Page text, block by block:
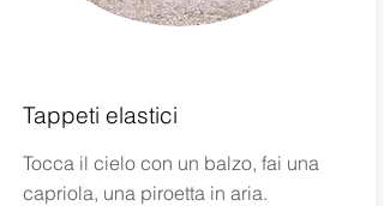
Tappeti elastici
Tocca il cielo con un balzo, fai una
capriola, una piroetta in aria.